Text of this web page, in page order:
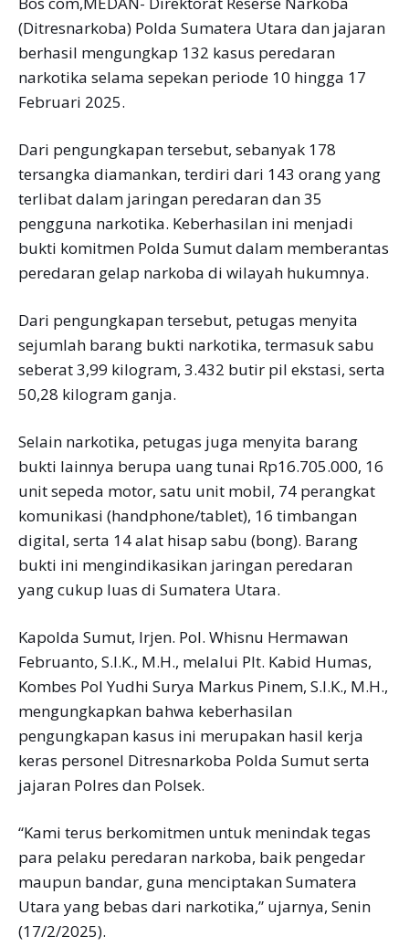
(Ditresnarkoba) Polda Sumatera Utara dan jajaran
berhasil mengungkap 132 kasus peredaran
narkotika selama sepekan periode 10 hingga 17
Februari 2025.
Dari pengungkapan tersebut, sebanyak 178
tersangka diamankan, terdiri dari 143 orang yang
terlibat dalam jaringan peredaran dan 35
pengguna narkotika. Keberhasilan ini menjadi
bukti komitmen Polda Sumut dalam memberantas
peredaran gelap narkoba di wilayah hukumnya.
Dari pengungkapan tersebut, petugas menyita
sejumlah barang bukti narkotika, termasuk sabu
seberat 3,99 kilogram, 3.432 butir pil ekstasi, serta
50,28 kilogram ganja.
Selain narkotika, petugas juga menyita barang
bukti lainnya berupa uang tunai Rp16.705.000, 16
unit sepeda motor, satu unit mobil, 74 perangkat
komunikasi (handphone/tablet), 16 timbangan
digital, serta 14 alat hisap sabu (bong). Barang
bukti ini mengindikasikan jaringan peredaran
yang cukup luas di Sumatera Utara.
Kapolda Sumut, Irjen. Pol. Whisnu Hermawan
Februanto, S.I.K., M.H., melalui Plt. Kabid Humas,
Kombes Pol Yudhi Surya Markus Pinem, S.I.K., M.H.,
mengungkapkan bahwa keberhasilan
pengungkapan kasus ini merupakan hasil kerja
keras personel Ditresnarkoba Polda Sumut serta
jajaran Polres dan Polsek.
“Kami terus berkomitmen untuk menindak tegas
para pelaku peredaran narkoba, baik pengedar
maupun bandar, guna menciptakan Sumatera
Utara yang bebas dari narkotika,” ujarnya, Senin
(17/2/2025).